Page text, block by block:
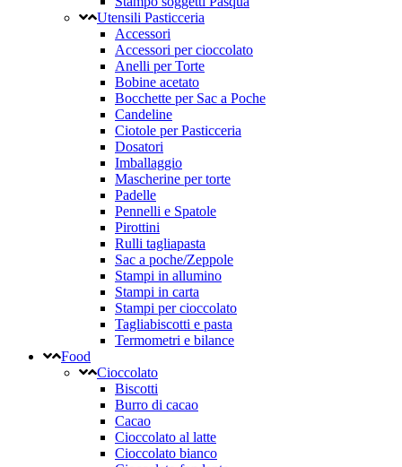
Utensili Pasticceria
Accessori
Accessori per cioccolato
Anelli per Torte
Bobine acetato
Bocchette per Sac a Poche
Candeline
Ciotole per Pasticceria
Dosatori
Imballaggio
Mascherine per torte
Padelle
Pennelli e Spatole
Pirottini
Rulli tagliapasta
Sac a poche/Zeppole
Stampi in allumino
Stampi in carta
Stampi per cioccolato
Tagliabiscotti e pasta
Termometri e bilance
Food
Cioccolato
Biscotti
Burro di cacao
Cacao
Cioccolato al latte
Cioccolato bianco